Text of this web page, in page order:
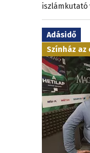
iszlámkutató
Adásidő
Színház az